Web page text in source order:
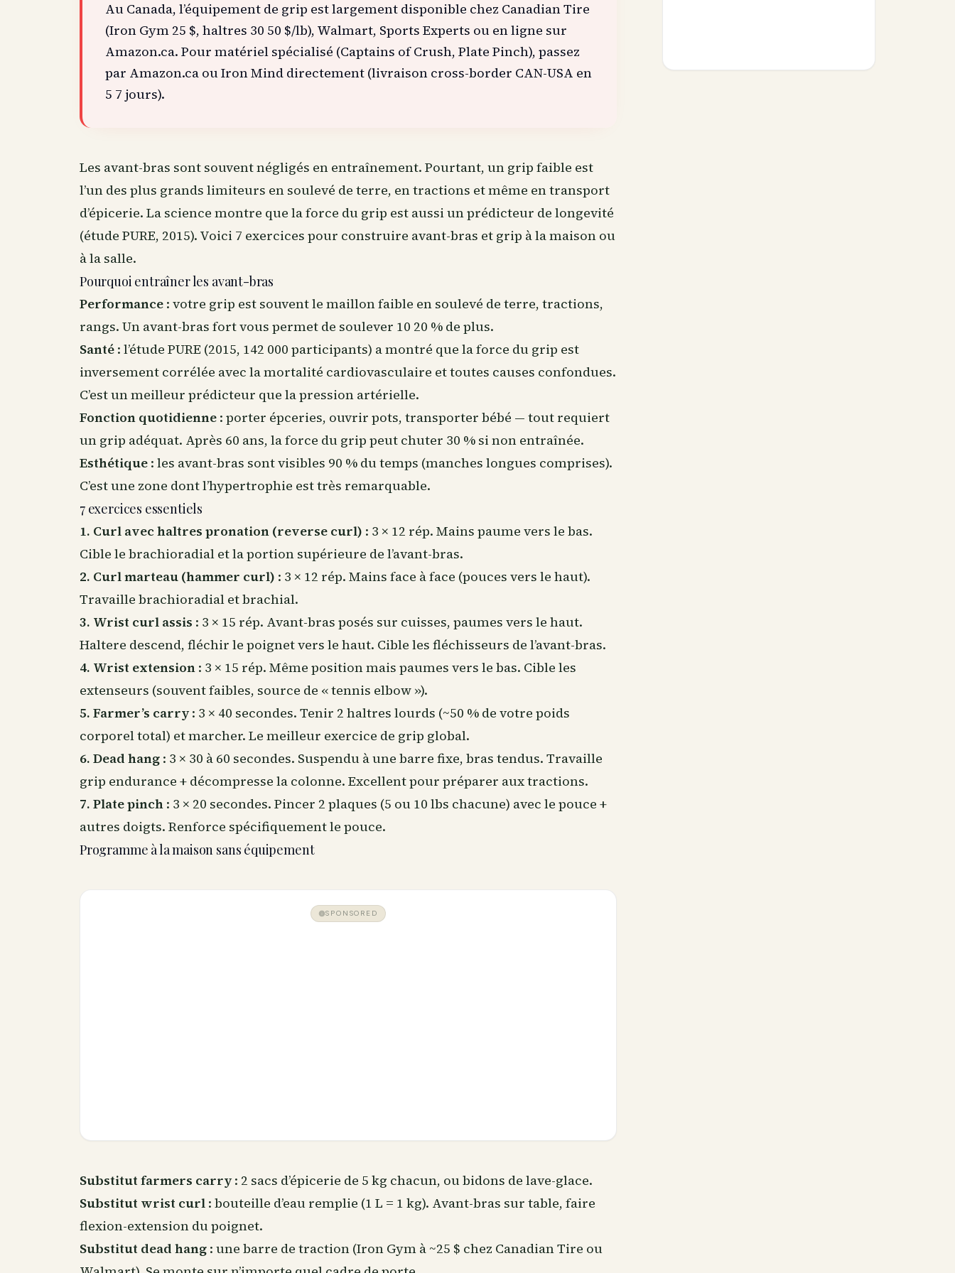
Au Canada, l’équipement de grip est largement disponible chez Canadian Tire
(Iron Gym 25 $, haltres 30 50 $/lb), Walmart, Sports Experts ou en ligne sur
Amazon.ca. Pour matériel spécialisé (Captains of Crush, Plate Pinch), passez
par Amazon.ca ou Iron Mind directement (livraison cross-border CAN-USA en
5 7 jours).
Les avant-bras sont souvent négligés en entraînement. Pourtant, un grip faible est
l’un des plus grands limiteurs en soulevé de terre, en tractions et même en transport
d’épicerie. La science montre que la force du grip est aussi un prédicteur de longevité
(étude PURE, 2015). Voici 7 exercices pour construire avant-bras et grip à la maison ou
à la salle.
Pourquoi entraîner les avant-bras
Performance : votre grip est souvent le maillon faible en soulevé de terre, tractions,
rangs. Un avant-bras fort vous permet de soulever 10 20 % de plus.
Santé : l’étude PURE (2015, 142 000 participants) a montré que la force du grip est
inversement corrélée avec la mortalité cardiovasculaire et toutes causes confondues.
C’est un meilleur prédicteur que la pression artérielle.
Fonction quotidienne : porter épceries, ouvrir pots, transporter bébé — tout requiert
un grip adéquat. Après 60 ans, la force du grip peut chuter 30 % si non entraînée.
Esthétique : les avant-bras sont visibles 90 % du temps (manches longues comprises).
C’est une zone dont l’hypertrophie est très remarquable.
7 exercices essentiels
1. Curl avec haltres pronation (reverse curl) : 3 × 12 rép. Mains paume vers le bas.
Cible le brachioradial et la portion supérieure de l’avant-bras.
2. Curl marteau (hammer curl) : 3 × 12 rép. Mains face à face (pouces vers le haut).
Travaille brachioradial et brachial.
3. Wrist curl assis : 3 × 15 rép. Avant-bras posés sur cuisses, paumes vers le haut.
Haltere descend, fléchir le poignet vers le haut. Cible les fléchisseurs de l’avant-bras.
4. Wrist extension : 3 × 15 rép. Même position mais paumes vers le bas. Cible les
extenseurs (souvent faibles, source de « tennis elbow »).
5. Farmer’s carry: 3 × 40 secondes. Tenir 2 haltres lourds (~50 % de votre poids
corporel total) et marcher. Le meilleur exercice de grip global.
6. Dead hang : 3 × 30 à 60 secondes. Suspendu à une barre fixe, bras tendus. Travaille
grip endurance + décompresse la colonne. Excellent pour préparer aux tractions.
7. Plate pinch : 3 × 20 secondes. Pincer 2 plaques (5 ou 10 lbs chacune) avec le pouce +
autres doigts. Renforce spécifiquement le pouce.
Programme à la maison sans équipement
SPONSORED
Substitut farmers carry: 2 sacs d’épicerie de 5 kg chacun, ou bidons de lave-glace.
Substitut wrist curl : bouteille d’eau remplie (1 L = 1 kg). Avant-bras sur table, faire
flexion-extension du poignet.
Substitut dead hang : une barre de traction (Iron Gym à ~25 $ chez Canadian Tire ou